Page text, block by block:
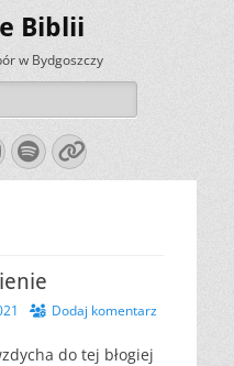
Biblii
w Bydgoszczy
Spotify
Link
Dodaj komentarz
do tej błogiej